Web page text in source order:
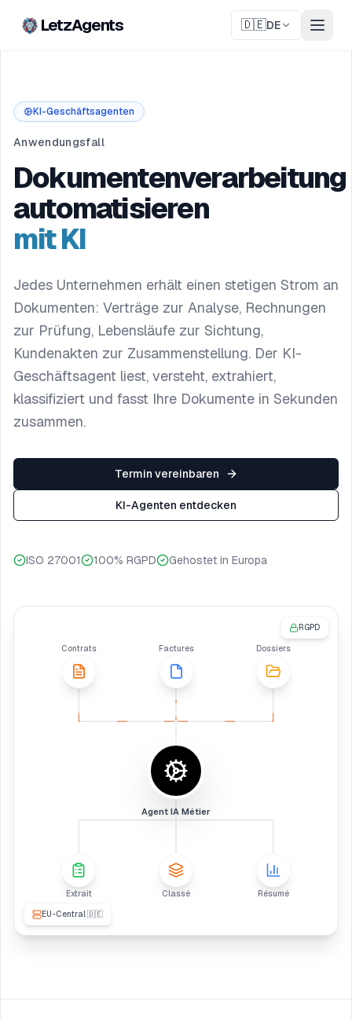
LetzAgents 🇩🇪DE
KI-Geschäftsagenten
Anwendungsfall
Dokumentenverarbeitung
automatisieren
mit KI
Jedes Unternehmen erhält einen stetigen Strom an
Dokumenten: Verträge zur Analyse, Rechnungen
zur Prüfung, Lebensläufe zur Sichtung,
Kundenakten zur Zusammenstellung. Der KI-
Geschäftsagent liest, versteht, extrahiert,
klassifiziert und fasst Ihre Dokumente in Sekunden
zusammen.
Termin vereinbaren
KI-Agenten entdecken
ISO 27001 100% RGPD Gehostet in Europa
Contrats Factures Dossiers
Agent IA Métier
Extrait Classé Résumé
RGPD
EU-Central 🇩🇪